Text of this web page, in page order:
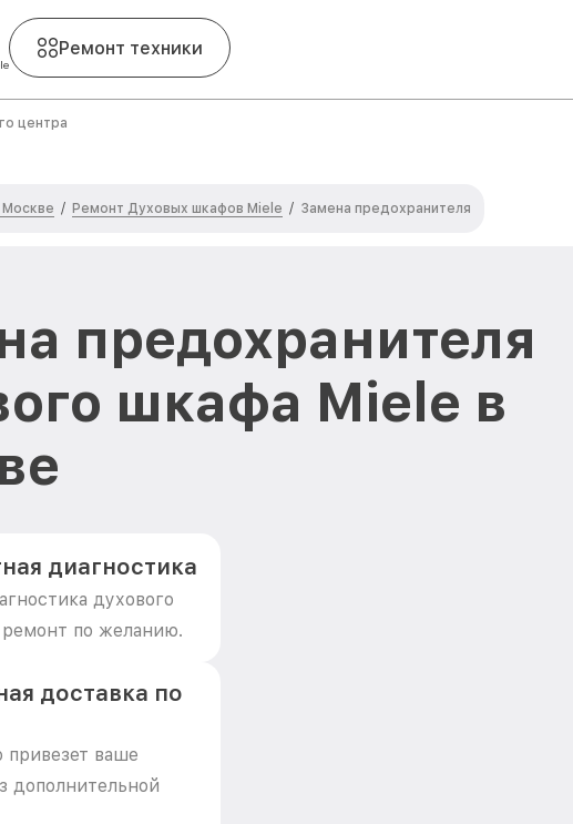
Ремонт техники
центра
Москве / Ремонт Духовых шкафов Miele / Замена предохранителя
предохранителя
шкафа Miele в
диагностика
духового
по желанию.
доставка по
привезет ваше
дополнительной